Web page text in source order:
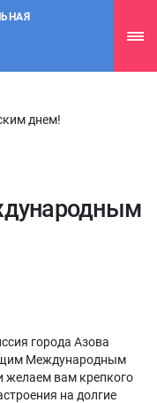
днем!
города Азова
Международным
желаем вам крепкого
на долгие